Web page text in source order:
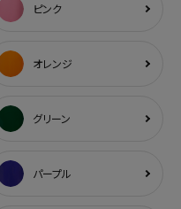
ピンク
オレンジ
グリーン
パープル